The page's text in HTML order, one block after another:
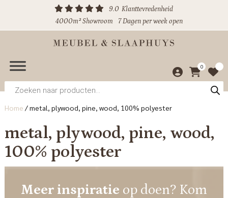
9.0 Klanttevredenheid
4000m² Showroom
7 Dagen per week open
0
Producten
zoeken
Home /metal, plywood, pine, wood, 100% polyester
metal, plywood, pine, wood,
100% polyester
Meer inspiratie op doen? Kom